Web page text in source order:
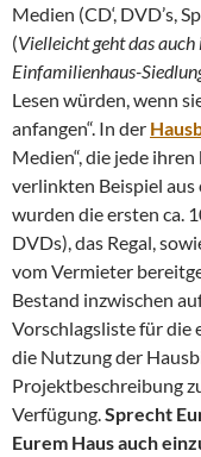
Medien (CD‘, DVD’s,
(Vielleicht geht das
Einfamilienhaus-
Lesen würden, wenn
anfangen“. In der
Medien“, die jede
verlinkten Beispiel
wurden die ersten ca.
DVDs), das Regal,
vom Vermieter
Bestand inzwischen
Vorschlagsliste für die
die Nutzung der
Projektbeschreibung
Verfügung. Sprecht
Eurem Haus auch